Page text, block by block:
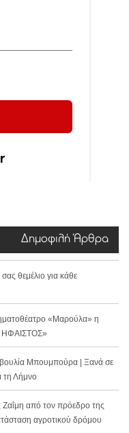
Δημοφιλή Άρθρα
θεμέλιο για κάθε
«Μαρούλα» η
ΗΦΑΙΣΤΟΣ»
Μπουμπούρα | Ξανά σε
τη Λήμνο
από τον πρόεδρο της
αγροτικού δρόμου